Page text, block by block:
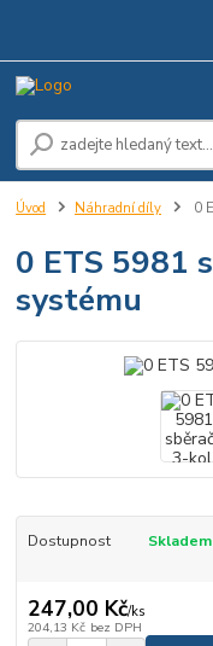
Úvod Náhradní díly 0
0 ETS 5981
systému
Dostupnost
247,00 Kč/ks
204,13 Kč bez DPH